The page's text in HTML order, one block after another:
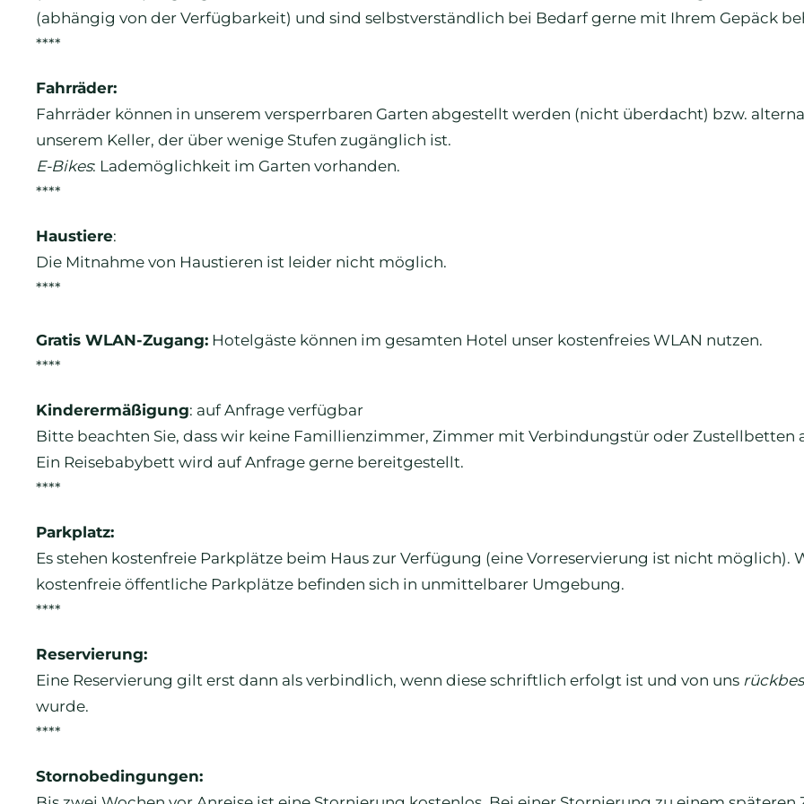
(abhängig von der Verfügbarkeit) und sind selbstverständlich bei Bedarf gerne mit Ihrem Gepäck
****
Fahrräder:
Fahrräder können in unserem versperrbaren Garten abgestellt werden (nicht überdacht) bzw.
unserem Keller, der über wenige Stufen zugänglich ist.
E-Bikes: Lademöglichkeit im Garten vorhanden.
****
Haustiere:
Die Mitnahme von Haustieren ist leider nicht möglich.
****
Gratis WLAN-Zugang: Hotelgäste können im gesamten Hotel unser kostenfreies WLAN nutzen.
****
Kinderermäßigung: auf Anfrage verfügbar
Bitte beachten Sie, dass wir keine Famillienzimmer, Zimmer mit Verbindungstür oder Zustellbetten
Ein Reisebabybett wird auf Anfrage gerne bereitgestellt.
****
Parkplatz:
Es stehen kostenfreie Parkplätze beim Haus zur Verfügung (eine Vorreservierung ist nicht möglich).
kostenfreie öffentliche Parkplätze befinden sich in unmittelbarer Umgebung.
****
Reservierung:
Eine Reservierung gilt erst dann als verbindlich, wenn diese schriftlich erfolgt ist und von uns
wurde.
****
Stornobedingungen: